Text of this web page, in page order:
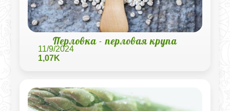
Перловка - перловая крупа
11/9/2024
1,07K